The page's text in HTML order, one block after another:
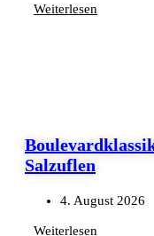
Weiterlesen
Salzuflen
4. August 2026
Weiterlesen